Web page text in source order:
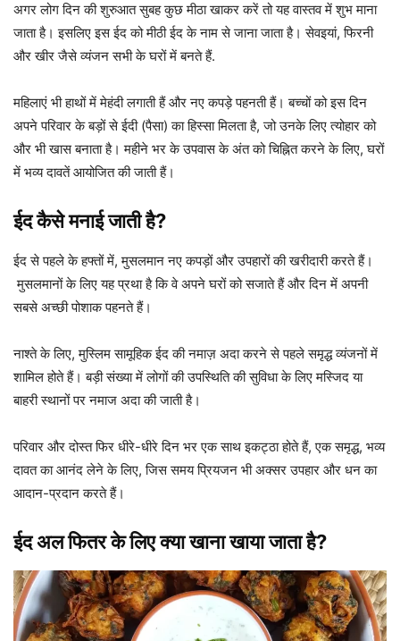
अगर लोग दिन की शुरुआत सुबह कुछ मीठा खाकर करें तो यह वास्तव में शुभ माना
जाता है। इसलिए इस ईद को मीठी ईद के नाम से जाना जाता है। सेवइयां, फिरनी
और खीर जैसे व्यंजन सभी के घरों में बनते हैं.
महिलाएं भी हाथों में मेहंदी लगाती हैं और नए कपड़े पहनती हैं। बच्चों को इस दिन
अपने परिवार के बड़ों से ईदी (पैसा) का हिस्सा मिलता है, जो उनके लिए त्योहार को
और भी खास बनाता है। महीने भर के उपवास के अंत को चिह्नित करने के लिए, घरों
में भव्य दावतें आयोजित की जाती हैं।
ईद कैसे मनाई जाती है?
ईद से पहले के हफ्तों में, मुसलमान नए कपड़ों और उपहारों की खरीदारी करते हैं।
मुसलमानों के लिए यह प्रथा है कि वे अपने घरों को सजाते हैं और दिन में अपनी
सबसे अच्छी पोशाक पहनते हैं।
नाश्ते के लिए, मुस्लिम सामूहिक ईद की नमाज़ अदा करने से पहले समृद्ध व्यंजनों में
शामिल होते हैं। बड़ी संख्या में लोगों की उपस्थिति की सुविधा के लिए मस्जिद या
बाहरी स्थानों पर नमाज अदा की जाती है।
परिवार और दोस्त फिर धीरे-धीरे दिन भर एक साथ इकट्ठा होते हैं, एक समृद्ध, भव्य
दावत का आनंद लेने के लिए, जिस समय प्रियजन भी अक्सर उपहार और धन का
आदान-प्रदान करते हैं।
ईद अल फितर के लिए क्या खाना खाया जाता है?